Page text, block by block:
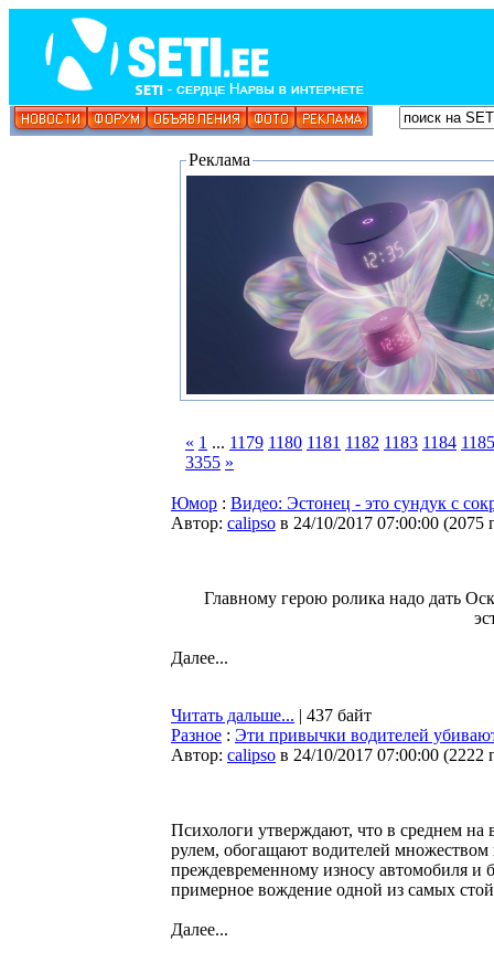
Реклама
« 1 ... 1179 1180 1181 1182 1183 1184 1185
3355 »
Юмор : Видео: Эстонец - это сундук с
Автор: calipso в 24/10/2017 07:00:00 (2075
Главному герою ролика надо дать
Далее...
Читать дальше... | 437 байт
Разное : Эти привычки водителей
Автор: calipso в 24/10/2017 07:00:00 (2222
Психологи утверждают, что в среднем
рулем, обогащают водителей
преждевременному износу автомобиля и
примерное вождение одной из самых
Далее...